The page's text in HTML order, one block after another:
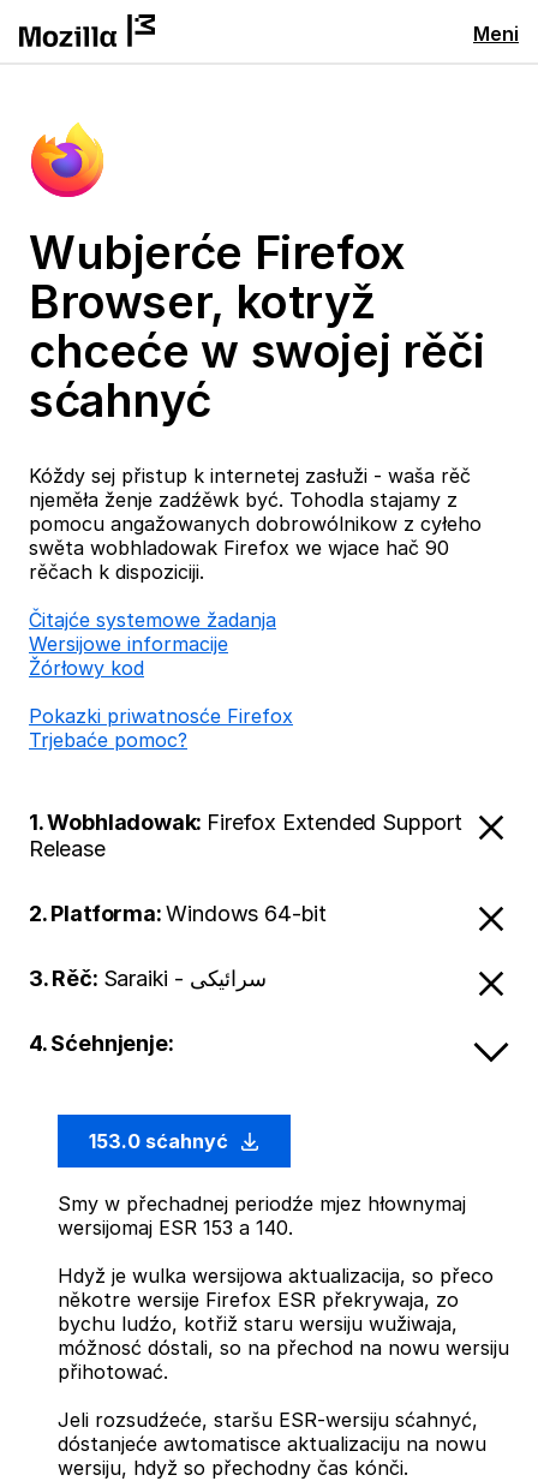
Meni
Wubjerće Firefox
Browser, kotryž
chceće w swojej rěči
sćahnyć
Kóždy sej přistup k internetej zasłuži - waša rěč
njeměła ženje zadźěwk być. Tohodla stajamy z
pomocu angažowanych dobrowólnikow z cyłeho
swěta wobhladowak Firefox we wjace hač 90
rěčach k dispoziciji.
Čitajće systemowe žadanja
Wersijowe informacije
Žórłowy kod
Pokazki priwatnosće Firefox
Trjebaće pomoc?
1. Wobhladowak: Firefox Extended Support
Release
2. Platforma:Windows 64-bit
3. Rěč: Saraiki - سرائیکی
4. Sćehnjenje:
153.0 sćahnyć
Smy w přechadnej periodźe mjez hłownymaj
wersijomaj ESR 153 a 140.
Hdyž je wulka wersijowa aktualizacija, so přeco
někotre wersije Firefox ESR překrywaja, zo
bychu ludźo, kotřiž staru wersiju wužiwaja,
móžnosć dóstali, so na přechod na nowu wersiju
přihotować.
Jeli rozsudźeće, staršu ESR-wersiju sćahnyć,
dóstanjeće awtomatisce aktualizaciju na nowu
wersiju, hdyž so přechodny čas kónči.